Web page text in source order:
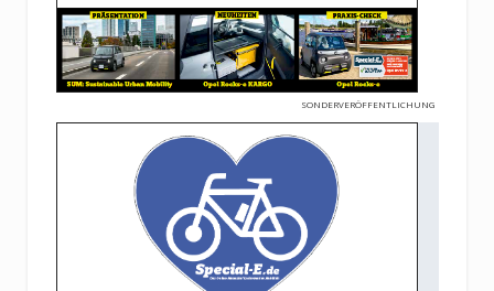
SONDERVERÖFFENTLICHUNG